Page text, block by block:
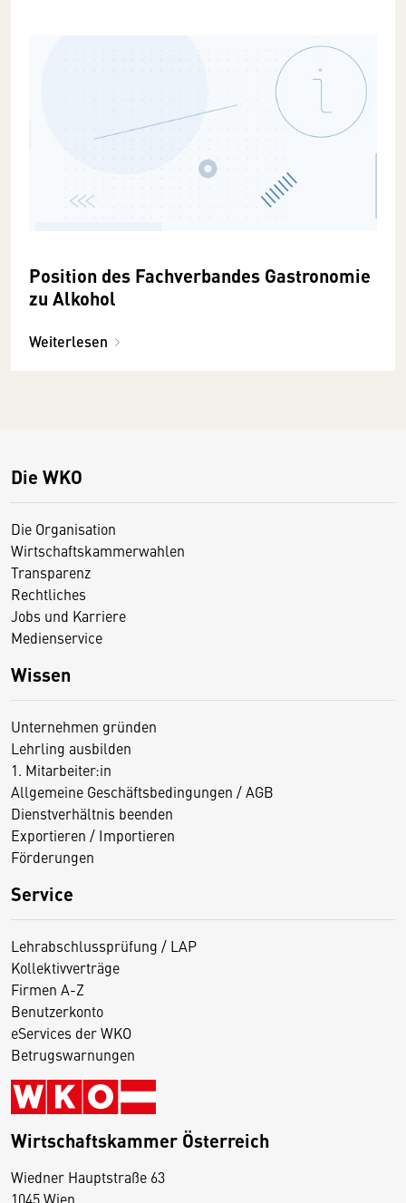
Position des Fachverbandes Gastronomie
zu Alkohol
Weiterlesen
Die WKO
Die Organisation
Wirtschaftskammerwahlen
Transparenz
Rechtliches
Jobs und Karriere
Medienservice
Wissen
Unternehmen gründen
Lehrling ausbilden
1. Mitarbeiter:in
Allgemeine Geschäftsbedingungen / AGB
Dienstverhältnis beenden
Exportieren / Importieren
Förderungen
Service
Lehrabschlussprüfung / LAP
Kollektivverträge
Firmen A-Z
Benutzerkonto
eServices der WKO
Betrugswarnungen
Wirtschaftskammer Österreich
Wiedner Hauptstraße 63
1045 Wien
D